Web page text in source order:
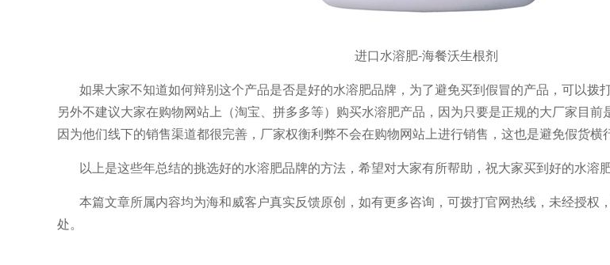
进口水溶肥-海餐沃生根剂
如果大家不知道如何辩别这个产品是否是好的水溶肥品牌，为了避免买到假冒的产品，可以拨
另外不建议大家在购物网站上（淘宝、拼多多等）购买水溶肥产品，因为只要是正规的大厂家目前
因为他们线下的销售渠道都很完善，厂家权衡利弊不会在购物网站上进行销售，这也是避免假货横
以上是这些年总结的挑选好的水溶肥品牌的方法，希望对大家有所帮助，祝大家买到好的水溶
本篇文章所属内容均为海和威客户真实反馈原创，如有更多咨询，可拨打官网热线，未经授权
处。